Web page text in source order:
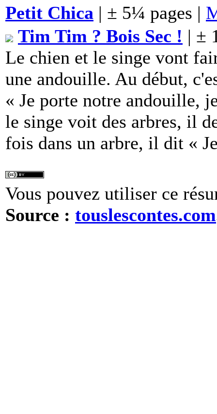
Petit Chica | ± 5¼ pages |
Tim Tim ? Bois Sec ! | ±
Le chien et le singe vont
une andouille. Au début,
« Je porte notre andouille,
le singe voit des arbres, il
fois dans un arbre, il dit «
Vous pouvez utiliser ce
Source : touslescontes.com